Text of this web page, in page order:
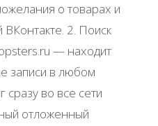
о товарах и
ВКонтакте. 2. Поиск
— находит
записи в любом
сразу во все сети
отложенный